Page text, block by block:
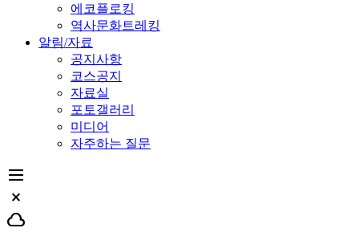
에코플로킹
역사문화트레킹
알림/자료
공지사항
코스공지
자료실
포토갤러리
미디어
자주하는 질문
dehaze
close_small
cloud